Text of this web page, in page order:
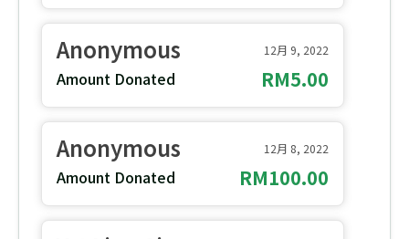
Anonymous 12月 9, 2022
Amount Donated RM5.00
Anonymous 12月 8, 2022
Amount Donated RM100.00